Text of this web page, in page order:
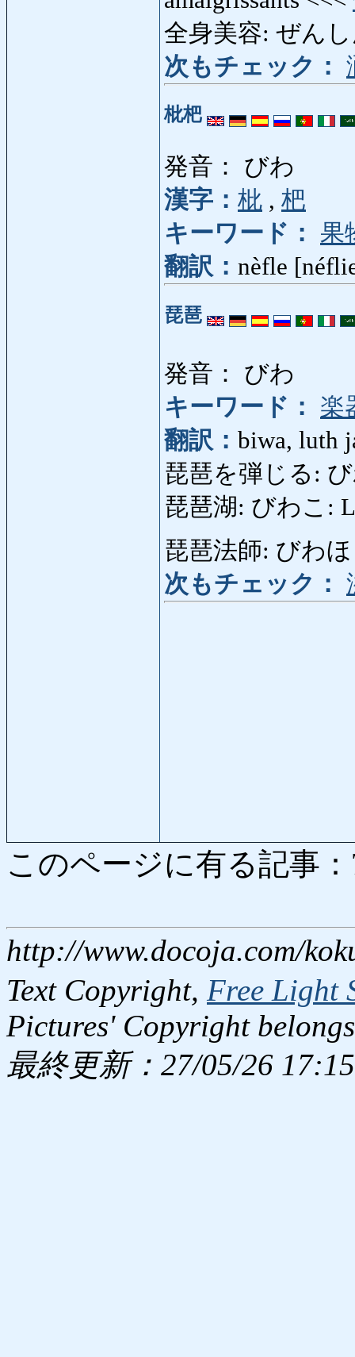
全身美容: ぜん
次もチェック：
枇杷
発音： びわ
漢字： 枇 , 杷
キーワード：
果
翻訳： nèfle
琵琶
発音： びわ
キーワード：
楽
翻訳： biwa, luth
琵琶を弾じる:
琵琶湖: びわこ:
琵琶法師: びわ
次もチェック：
このページに有る記事
http://www.docoja.com/
Text Copyright, Free Light
Pictures' Copyright
最終更新：27/05/26 17:15